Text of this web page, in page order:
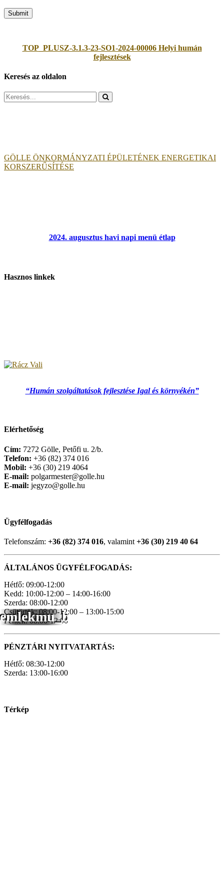
emlekmu_b
TOP_PLUSZ-3.1.3-23-SO1-2024-00006 Helyi humán
fejlesztések
Keresés az oldalon
Search
for:
GÖLLE ÖNKORMÁNYZATI ÉPÜLETÉNEK ENERGETIKAI
KORSZERŰSÍTÉSE
2024. augusztus havi napi menü étlap
Hasznos linkek
“Humán szolgáltatások fejlesztése Igal és környékén”
Elérhetőség
Cím: 7272 Gölle, Petőfi u. 2/b.
Telefon: +36 (82) 374 016
Mobil: +36 (30) 219 4064
E-mail: polgarmester@golle.hu
E-mail: jegyzo@golle.hu
Ügyfélfogadás
Telefonszám: +36 (82) 374 016, valamint +36 (30) 219 40 64
ÁLTALÁNOS ÜGYFÉLFOGADÁS:
Hétfő: 09:00-12:00
Kedd: 10:00-12:00 – 14:00-16:00
Szerda: 08:00-12:00
Csütörtök: 08:00-12:00 – 13:00-15:00
Péntek: 08:00-12:00
PÉNZTÁRI NYITVATARTÁS:
Hétfő: 08:30-12:00
Szerda: 13:00-16:00
Térkép